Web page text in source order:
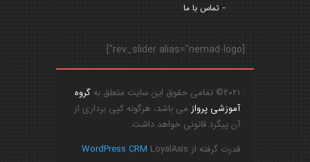
تماس با ما
[rev_slider alias="nemad-logo"]
2021© تمامی حقوق این سایت متعلق به
گروه
آموزشی پرواز می باشد، هرگونه کپی برداری از
آن پیگرد قانونی خواهد داشت.
قدرت گرفته از
WordPress CRM LoyalAxis